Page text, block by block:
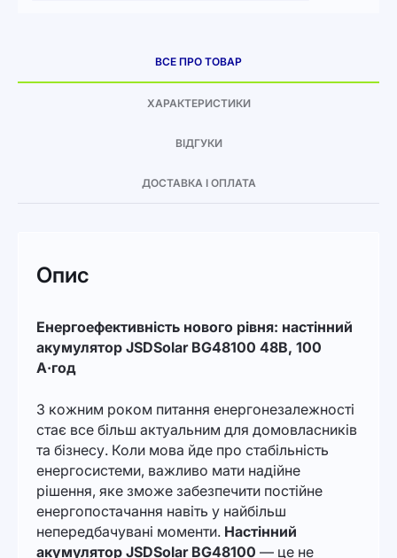
ВСЕ ПРО ТОВАР
ХАРАКТЕРИСТИКИ
ВІДГУКИ
ДОСТАВКА І ОПЛАТА
Опис
Енергоефективність нового рівня: настінний
акумулятор JSDSolar BG48100 48В, 100
А·год
З кожним роком питання енергонезалежності
стає все більш актуальним для домовласників
та бізнесу. Коли мова йде про стабільність
енергосистеми, важливо мати надійне
рішення, яке зможе забезпечити постійне
енергопостачання навіть у найбільш
непередбачувані моменти. Настінний
акумулятор JSDSolar BG48100 — це не